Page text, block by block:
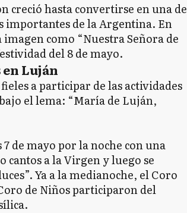
creció hasta convertirse en una de
importantes de la Argentina. En
como “Nuestra Señora de
del 8 de mayo.
Luján
a participar de las actividades
el lema: “María de Luján,
de mayo por la noche con una
cantos a la Virgen y luego se
Ya a la medianoche, el Coro
de Niños participaron del